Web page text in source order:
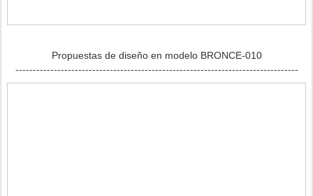
Propuestas de diseño en modelo BRONCE-010
---------------------------------------------------------------------------------